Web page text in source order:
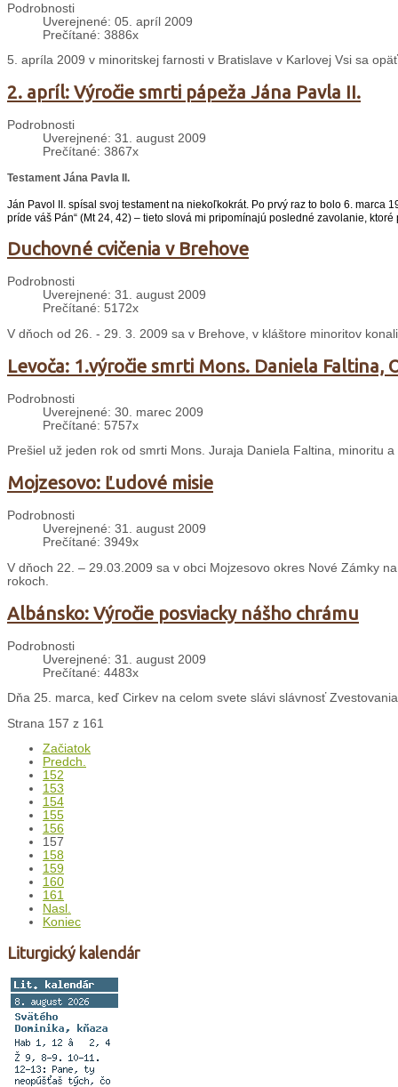
Podrobnosti
Uverejnené: 05. apríl 2009
Prečítané: 3886x
5. apríla 2009 v minoritskej farnosti v Bratislave v Karlovej Vsi sa
2. apríl: Výročie smrti pápeža Jána Pavla II.
Podrobnosti
Uverejnené: 31. august 2009
Prečítané: 3867x
Testament Jána Pavla II.
Ján Pavol II. spísal svoj testament na niekoľkokrát. Po prvý raz to bolo 6. marca
príde váš Pán“ (Mt 24, 42) – tieto slová mi pripomínajú posledné zavolanie,
Duchovné cvičenia v Brehove
Podrobnosti
Uverejnené: 31. august 2009
Prečítané: 5172x
V dňoch od 26. - 29. 3. 2009 sa v Brehove, v kláštore minoritov
Levoča: 1.výročie smrti Mons. Daniela Faltina,
Podrobnosti
Uverejnené: 30. marec 2009
Prečítané: 5757x
Prešiel už jeden rok od smrti Mons. Juraja Daniela Faltina, minoritu
Mojzesovo: Ľudové misie
Podrobnosti
Uverejnené: 31. august 2009
Prečítané: 3949x
V dňoch 22. – 29.03.2009 sa v obci Mojzesovo okres Nové Zámky
rokoch.
Albánsko: Výročie posviacky nášho chrámu
Podrobnosti
Uverejnené: 31. august 2009
Prečítané: 4483x
Dňa 25. marca, keď Cirkev na celom svete slávi slávnosť
Strana 157 z 161
Začiatok
Predch.
152
153
154
155
156
157
158
159
160
161
Nasl.
Koniec
Liturgický kalendár